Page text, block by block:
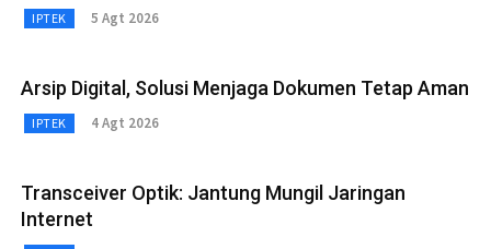
IPTEK 5 Agt 2026
Arsip Digital, Solusi Menjaga Dokumen Tetap Aman
IPTEK 4 Agt 2026
Transceiver Optik: Jantung Mungil Jaringan
Internet